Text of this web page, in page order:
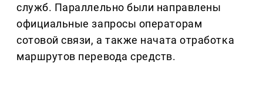
служб. Параллельно были направлены
официальные запросы операторам
сотовой связи, а также начата отработка
маршрутов перевода средств.